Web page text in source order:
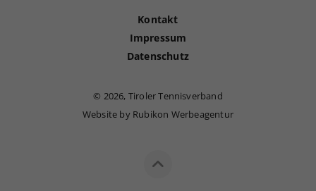
Kontakt
Impressum
Datenschutz
© 2026, Tiroler Tennisverband
Website by Rubikon Werbeagentur